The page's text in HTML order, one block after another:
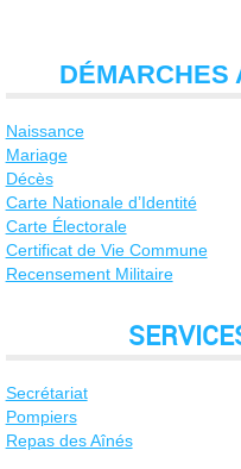
DÉMARCHES
Naissance
Mariage
Décès
Carte Nationale d’Identité
Carte Électorale
Certificat de Vie Commune
Recensement Militaire
Secrétariat
Pompiers
Repas des Aînés